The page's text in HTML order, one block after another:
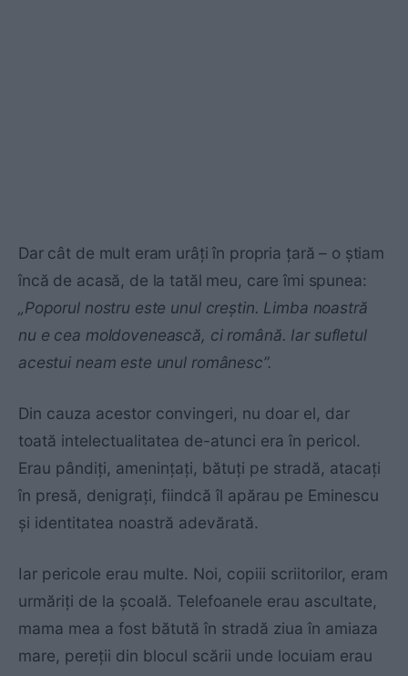
Dar cât de mult eram urâţi în propria ţară – o ştiam
încă de acasă, de la tatăl meu, care îmi spunea:
„Poporul nostru este unul creştin. Limba noastră
nu e cea moldovenească, ci română. Iar sufletul
acestui neam este unul românesc”.
Din cauza acestor convingeri, nu doar el, dar
toată intelectualitatea de-atunci era în pericol.
Erau pândiţi, ameninţaţi, bătuţi pe stradă, atacaţi
în presă, denigraţi, fiindcă îl apărau pe Eminescu
şi identitatea noastră adevărată.
Iar pericole erau multe. Noi, copiii scriitorilor, eram
urmăriţi de la şcoală. Telefoanele erau ascultate,
mama mea a fost bătută în stradă ziua în amiaza
mare, pereţii din blocul scării unde locuiam erau